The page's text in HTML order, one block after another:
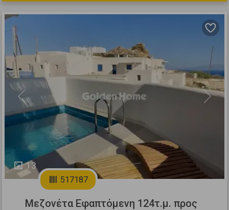
13
Previous Next
517187
Μεζονέτα Εφαπτόμενη 124τ.μ. προς